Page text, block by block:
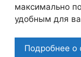
максимально
удобным для
Подробнее о